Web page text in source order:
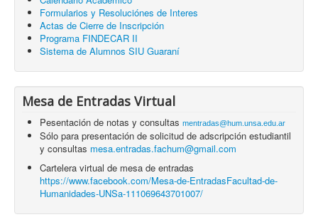
Formularios y Resoluciónes de Interes
Actas de Cierre de Inscripción
Programa FINDECAR II
Sistema de Alumnos SIU Guaraní
Mesa de Entradas Virtual
Pesentación de notas y consultas mentradas@hum.unsa.edu.ar
Sólo para presentación de solicitud de adscripción estudiantil
y consultas mesa.entradas.fachum@gmail.com
Cartelera virtual de mesa de entradas
https://www.facebook.com/Mesa-de-EntradasFacultad-de-
Humanidades-UNSa-111069643701007/